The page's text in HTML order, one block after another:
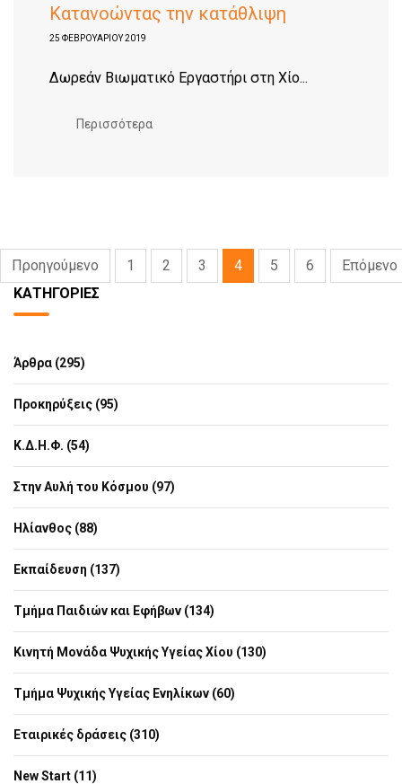
Κατανοώντας την κατάθλιψη
25 ΦΕΒΡΟΥΑΡΊΟΥ 2019
Δωρεάν Βιωματικό Εργαστήρι στη Χίο...
Περισσότερα
Προηγούμενο 1 2 3 4 5 6
Επόμενο
ΚΑΤΗΓΟΡΊΕΣ
Άρθρα (295)
Προκηρύξεις (95)
Κ.Δ.Η.Φ. (54)
Στην Αυλή του Κόσμου (97)
Ηλίανθος (88)
Εκπαίδευση (137)
Τμήμα Παιδιών και Εφήβων (134)
Κινητή Μονάδα Ψυχικής Υγείας Χίου (130)
Τμήμα Ψυχικής Υγείας Ενηλίκων (60)
Εταιρικές δράσεις (310)
New Start (11)